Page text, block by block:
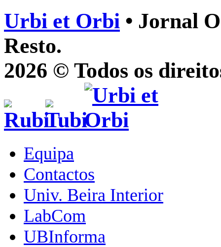
Urbi et Orbi • Jornal
Resto.
2026 © Todos os
Equipa
Contactos
Univ. Beira Interior
LabCom
UBInforma